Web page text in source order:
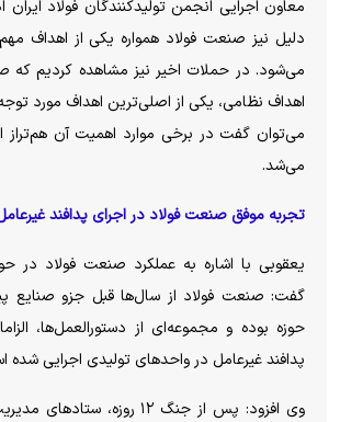
معاون اجرایی انجمن تولیدکنندگان فولاد
دلیل نیز صنعت فولاد همواره یکی از اهداف
می‌شود. در حملات اخیر نیز مشاهده کردیم که
اهداف نظامی، یکی از اصلی‌ترین اهداف مورد
می‌توان گفت در برخی موارد اهمیت آن هم‌تراز
می‌شد.
تجربه موفق صنعت فولاد در اجرای پدافند
یعقوبی با اشاره به عملکرد صنعت فولاد در
گفت: صنعت فولاد از سال‌ها قبل جزو صنایع
حوزه بوده و مجموعه‌ای از دستورالعمل‌ها،
پدافند غیرعامل در واحد‌های تولیدی اجرایی شده
وی افزود: پس از جنگ ۱۲ روزه،